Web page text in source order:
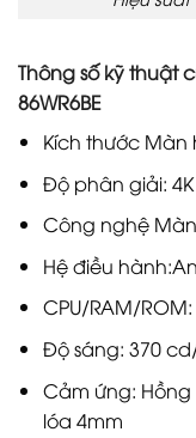
Thông số kỹ thuật
86WR6BE
Kích thước Màn
Độ phân giải: 4K
Công nghệ
Hệ điều
CPU/RAM/
Độ sáng: 370
Cảm ứng:
lóa 4mm